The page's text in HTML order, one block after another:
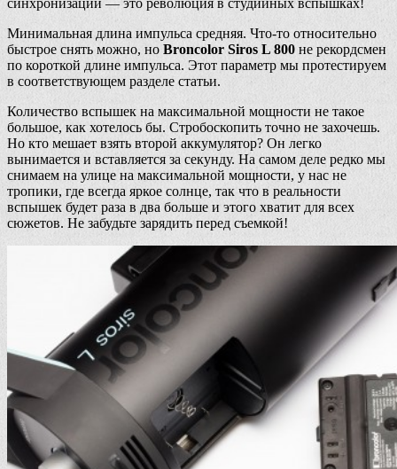
синхронизации — это революция в студийных вспышках!
Минимальная длина импульса средняя. Что-то относительно
быстрое снять можно, но Broncolor Siros L 800 не рекордсмен
по короткой длине импульса. Этот параметр мы протестируем
в соответствующем разделе статьи.
Количество вспышек на максимальной мощности не такое
большое, как хотелось бы. Стробоскопить точно не захочешь.
Но кто мешает взять второй аккумулятор? Он легко
вынимается и вставляется за секунду. На самом деле редко мы
снимаем на улице на максимальной мощности, у нас не
тропики, где всегда яркое солнце, так что в реальности
вспышек будет раза в два больше и этого хватит для всех
сюжетов. Не забудьте зарядить перед съемкой!